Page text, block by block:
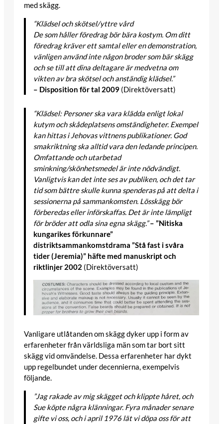
med skägg.
“Klädsel och skötsel/yttre vård
De som håller föredrag bör bära kostym. Om ditt
föredrag kräver ett samtal eller en demonstration,
vänligen använd inte någon broder som bär skägg
och se till att dina deltagare är medvetna om
vikten av bra skötsel och anständig klädsel.”
– Disposition för tal 2009 (Direktöversatt)
“Klädsel: Personer ska vara klädda enligt lokal
kutym och skådeplatsens omständigheter. Exempel
kan hittas i Jehovas vittnens publikationer. God
smakriktning ska alltid vara den ledande principen.
Omfattande och utarbetad
sminkning/skönhetsmedel är inte nödvändigt.
Vanligtvis kan det inte ses av publiken, och det tar
tid som bättre skulle kunna spenderas på att delta i
sessionerna på sammankomsten. Lösskägg bör
förberedas eller införskaffas. Det är inte lämpligt
för bröder att odla sina egna skägg.”– ”Nitiska
kungarikes förkunnare”
distriktsammankomstdrama ”Stå fast i svåra
tider (Jeremia)” häfte med manuskript och
riktlinjer 2002 (Direktöversatt)
Vanligare utlåtanden om skägg dyker upp i form av
erfarenheter från världsliga män som tar bort sitt
skägg vid omvändelse. Dessa erfarenheter har dykt
upp regelbundet under decennierna, exempelvis
följande.
”Jag rakade av mig skägget och klippte håret, och
Sue köpte några klänningar. Fyra månader senare
gifte vi oss, och i april 1976 lät vi döpa oss för att